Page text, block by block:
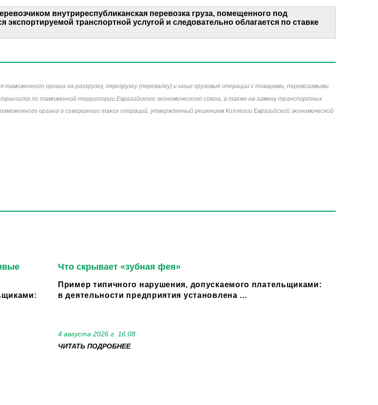
внутриреспубликанская перевозка груза, помещенного под
транспортной услугой и следовательно облагается по ставке
органа на разгрузку, перегрузку (перевалку) и иные грузовые операции с товарами, перевозимыми
по таможенной территории Евразийского экономического союза, а также на замену транспортных
органа о совершении таких операций, утвержденный решением Коллегии Евразийской экономической
Что скрывает «зубная фея»
Пример типичного нарушения, допускаемого плательщиками:
в деятельности предприятия установлена ...
4 августа 2026 г. 16:08
ЧИТАТЬ ПОДРОБНЕЕ